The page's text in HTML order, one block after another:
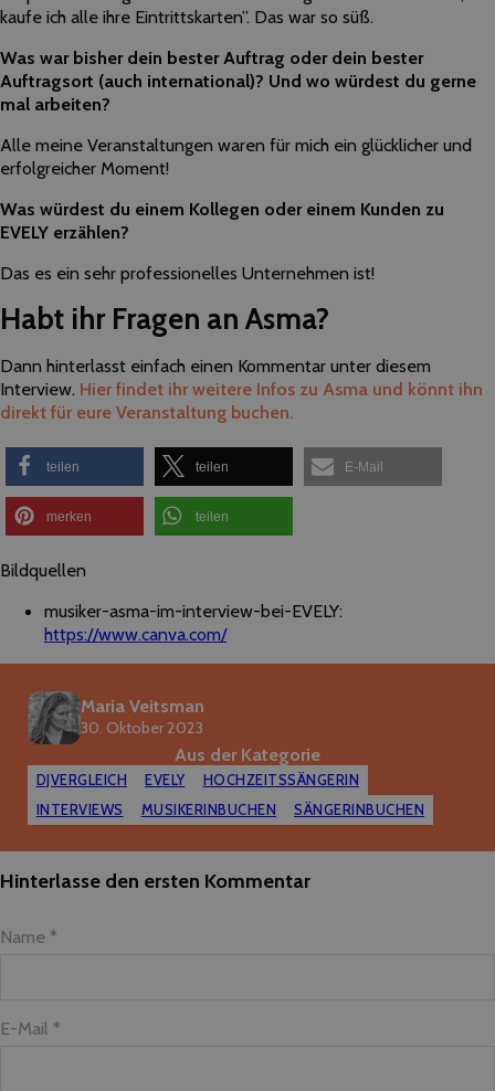
kaufe ich alle ihre Eintrittskarten”. Das war so süß.
Was war bisher dein bester Auftrag oder dein bester
Auftragsort (auch international)? Und wo würdest du gerne
mal arbeiten?
Alle meine Veranstaltungen waren für mich ein glücklicher und
erfolgreicher Moment!
Was würdest du einem Kollegen oder einem Kunden zu
EVELY erzählen?
Das es ein sehr professionelles Unternehmen ist!
Habt ihr Fragen an Asma?
Dann hinterlasst einfach einen Kommentar unter diesem
Interview. Hier findet ihr weitere Infos zu Asma und könnt ihn
direkt für eure Veranstaltung buchen.
teilen teilen E-Mail
merken teilen
Bildquellen
musiker-asma-im-interview-bei-EVELY:
https://www.canva.com/
Maria Veitsman
30. Oktober 2023
Aus der Kategorie
DJVERGLEICH EVELY
HOCHZEITSSÄNGERIN
INTERVIEWS
MUSIKERINBUCHEN SÄNGERINBUCHEN
Hinterlasse den ersten Kommentar
Name *
E-Mail *